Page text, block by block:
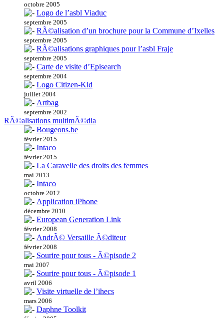
octobre 2005
Logo de l’asbl Viaduc
septembre 2005
RÃ©alisation d’un brochure pour la Commune d’Ixelles
septembre 2005
RÃ©alisations graphiques pour l’asbl Fraje
septembre 2005
Carte de visite d’Episearch
septembre 2004
Logo Citizen-Kid
juillet 2004
Artbag
septembre 2002
RÃ©alisations multimÃ©dia
Bougeons.be
février 2015
Intaco
février 2015
La Caravelle des droits des femmes
mai 2013
Intaco
octobre 2012
Application iPhone
décembre 2010
European Generation Link
février 2008
AndrÃ© Versaille Ã©diteur
février 2008
Sourire pour tous - Ã©pisode 2
mai 2007
Sourire pour tous - Ã©pisode 1
avril 2006
Visite virtuelle de l’ihecs
mars 2006
Daphne Toolkit